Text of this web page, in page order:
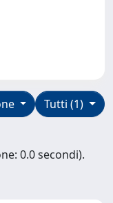
Tutti (1)
0.0 secondi).